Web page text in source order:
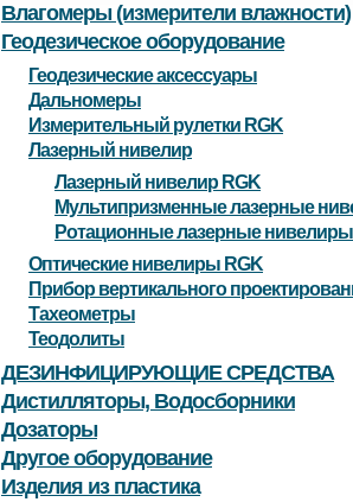
Влагомеры (измерители влажности)
Геодезическое оборудование
Геодезические аксессуары
Дальномеры
Измерительный рулетки RGK
Лазерный нивелир
Лазерный нивелир RGK
Мультипризменные лазерные
Ротационные лазерные нивелиры
Оптические нивелиры RGK
Прибор вертикального
Тахеометры
Теодолиты
ДЕЗИНФИЦИРУЮЩИЕ СРЕДСТВА
Дистилляторы, Водосборники
Дозаторы
Другое оборудование
Изделия из пластика